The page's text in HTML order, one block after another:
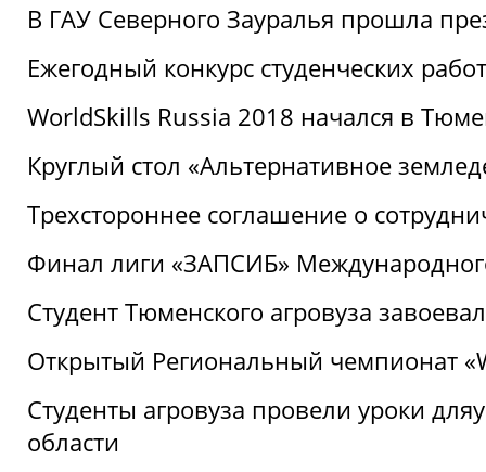
В ГАУ Северного Зауралья прошла
Ежегодный конкурс студенческих
WorldSkills Russia 2018 начался в
Круглый стол «Альтернативное
Трехстороннее соглашение о
Финал лиги «ЗАПСИБ»
Студент Тюменского агровуза
Открытый Региональный чемпионат
Студенты агровуза провели уроки
области